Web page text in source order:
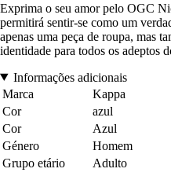
Exprima o seu amor pelo OGC
permitirá sentir-se como um
apenas uma peça de roupa, mas
identidade para todos os adeptos
Informações adicionais
Marca
Kappa
Cor
azul
Cor
Azul
Género
Homem
Grupo etário
Adulto